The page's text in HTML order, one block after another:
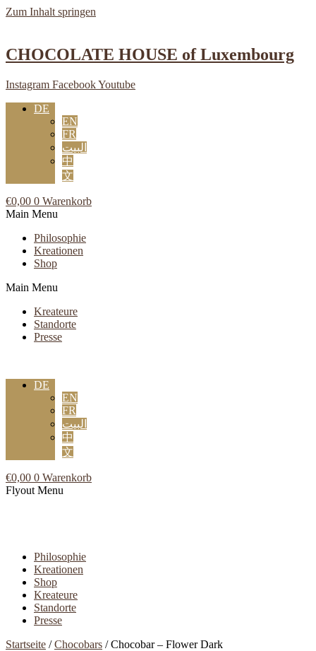
Zum Inhalt springen
CHOCOLATE HOUSE of Luxembourg
Instagram FacebookYoutube
DE
EN
FR
البيت
中
文
€0,00 0 Warenkorb
Main Menu
Philosophie
Kreationen
Shop
Main Menu
Kreateure
Standorte
Presse
DE
EN
FR
البيت
中
文
€0,00 0 Warenkorb
Flyout Menu
Philosophie
Kreationen
Shop
Kreateure
Standorte
Presse
Startseite /Chocobars / Chocobar – Flower Dark